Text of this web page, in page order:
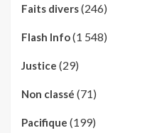
Faits divers(246)
Flash Info(1 548)
Justice (29)
Non classé (71)
Pacifique (199)